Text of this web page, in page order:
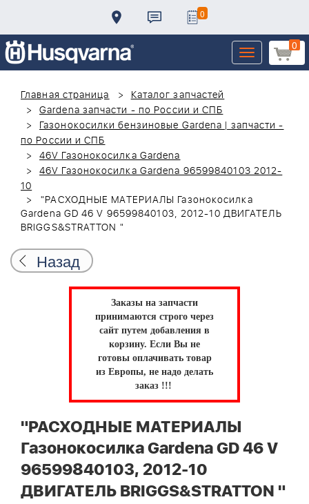
0
0
Toggle
navigation
Главная страница
Каталог запчастей
Gardena запчасти - по России и СПБ
Газонокосилки бензиновые Gardena | запчасти -
по России и СПБ
46V Газонокосилка Gardena
46V Газонокосилка Gardena 96599840103 2012-
10
"РАСХОДНЫЕ МАТЕРИАЛЫ Газонокосилка
Gardena GD 46 V 96599840103, 2012-10 ДВИГАТЕЛЬ
BRIGGS&STRATTON "
Назад
Заказы на запчасти
принимаются строго через
сайт путем добавления в
корзину. Если Вы не
готовы оплачивать товар
из Европы, не надо делать
заказ !!!
"РАСХОДНЫЕ МАТЕРИАЛЫ
Газонокосилка Gardena GD 46 V
96599840103, 2012-10
ДВИГАТЕЛЬ BRIGGS&STRATTON "